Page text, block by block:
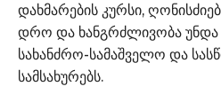
დახმარების კურსი,
დრო და ხანგრძლივობა უნდა
სახანძრო-სამაშველო და
სამსახურებს.